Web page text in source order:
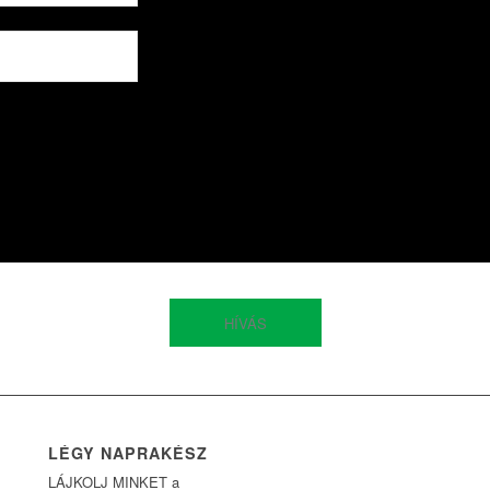
HÍVÁS
LÉGY NAPRAKÉSZ
LÁJKOLJ MINKET a